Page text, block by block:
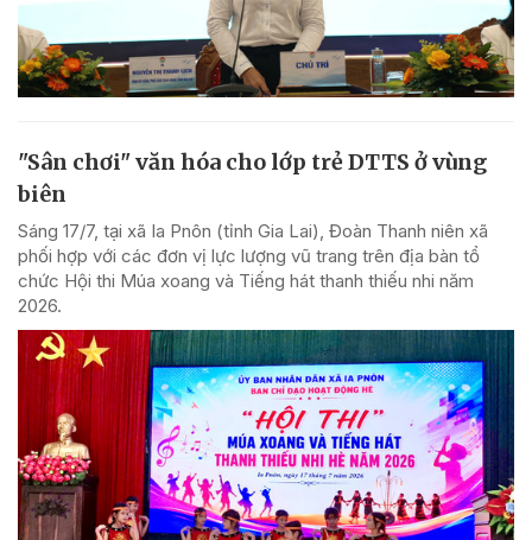
"Sân chơi" văn hóa cho lớp trẻ DTTS ở vùng
biên
Sáng 17/7, tại xã Ia Pnôn (tỉnh Gia Lai), Đoàn Thanh niên xã
phối hợp với các đơn vị lực lượng vũ trang trên địa bàn tổ
chức Hội thi Múa xoang và Tiếng hát thanh thiếu nhi năm
2026.